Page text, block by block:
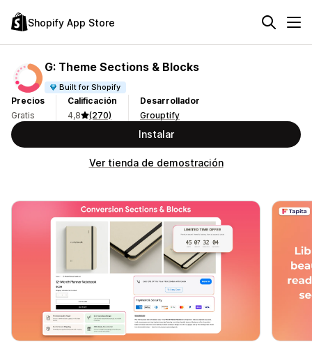
Shopify App Store
G: Theme Sections & Blocks
Built for Shopify
Precios
Gratis
Calificación
4,8
(270)
Desarrollador
Grouptify
Instalar
Ver tienda de demostración